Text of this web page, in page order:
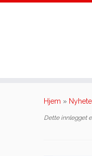
Hjem »
Dette innlegget